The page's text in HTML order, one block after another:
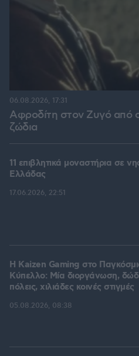
Αφροδίτη στον Ζυγό από
ζώδια
06.08.2026, 17:31
11 επιβλητικά μοναστήρια σε
Ελλάδας
17.06.2026, 22:51
H Kaizen Gaming στο
Kύπελλο: Μία διοργάνωση,
πόλεις, χιλιάδες κοινές στιγμές
05.08.2026, 08:38